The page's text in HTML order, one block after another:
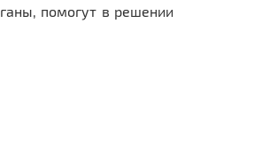
помогут в решении